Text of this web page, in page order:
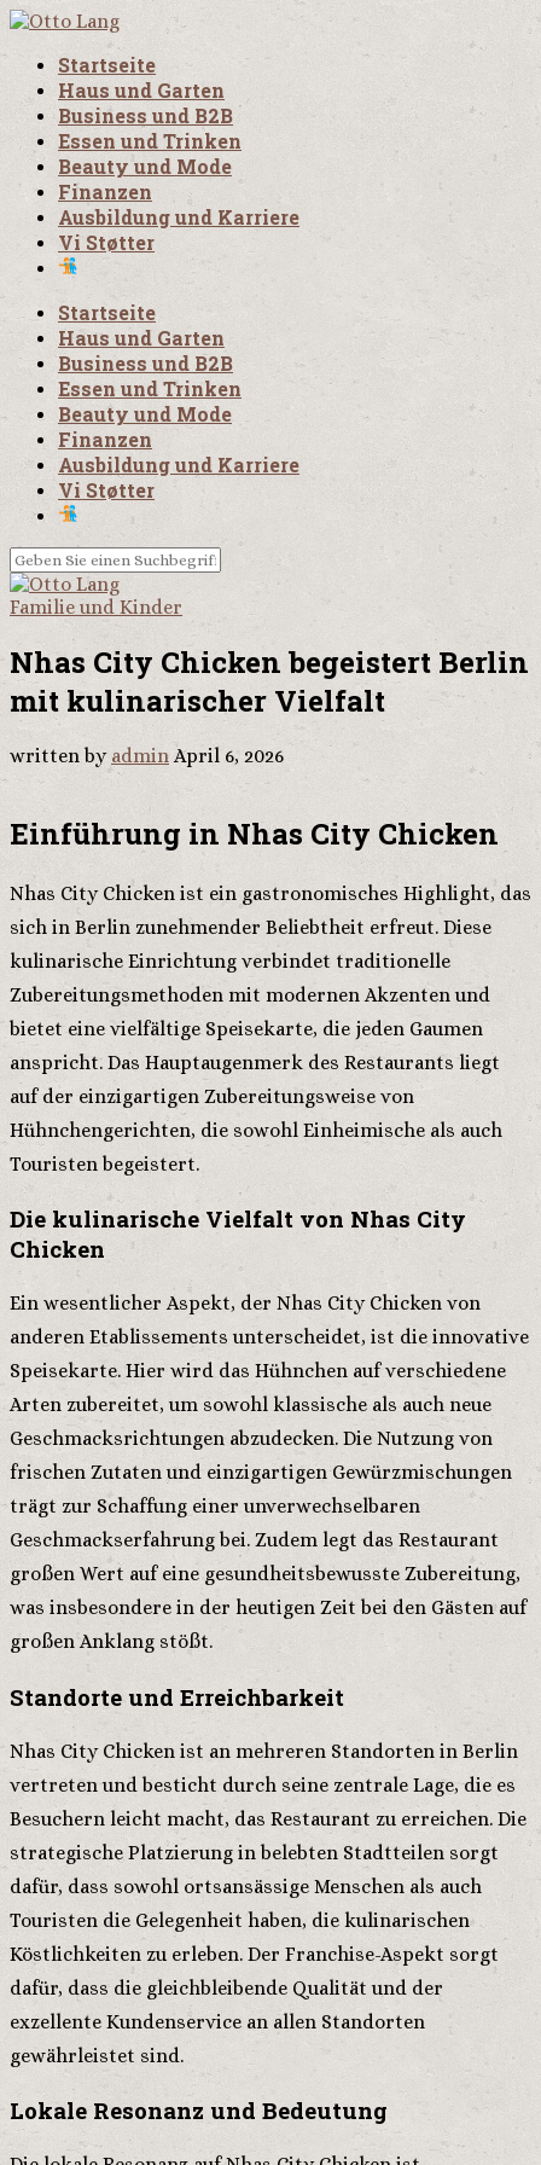
Startseite
Haus und Garten
Business und B2B
Essen und Trinken
Beauty und Mode
Finanzen
Ausbildung und Karriere
Vi Støtter
Startseite
Haus und Garten
Business und B2B
Essen und Trinken
Beauty und Mode
Finanzen
Ausbildung und Karriere
Vi Støtter
Familie und Kinder
Nhas City Chicken begeistert Berlin
mit kulinarischer Vielfalt
written by admin April 6, 2026
Einführung in Nhas City Chicken
Nhas City Chicken ist ein gastronomisches Highlight, das
sich in Berlin zunehmender Beliebtheit erfreut. Diese
kulinarische Einrichtung verbindet traditionelle
Zubereitungsmethoden mit modernen Akzenten und
bietet eine vielfältige Speisekarte, die jeden Gaumen
anspricht. Das Hauptaugenmerk des Restaurants liegt
auf der einzigartigen Zubereitungsweise von
Hühnchengerichten, die sowohl Einheimische als auch
Touristen begeistert.
Die kulinarische Vielfalt von Nhas City
Chicken
Ein wesentlicher Aspekt, der Nhas City Chicken von
anderen Etablissements unterscheidet, ist die innovative
Speisekarte. Hier wird das Hühnchen auf verschiedene
Arten zubereitet, um sowohl klassische als auch neue
Geschmacksrichtungen abzudecken. Die Nutzung von
frischen Zutaten und einzigartigen Gewürzmischungen
trägt zur Schaffung einer unverwechselbaren
Geschmackserfahrung bei. Zudem legt das Restaurant
großen Wert auf eine gesundheitsbewusste Zubereitung,
was insbesondere in der heutigen Zeit bei den Gästen auf
großen Anklang stößt.
Standorte und Erreichbarkeit
Nhas City Chicken ist an mehreren Standorten in Berlin
vertreten und besticht durch seine zentrale Lage, die es
Besuchern leicht macht, das Restaurant zu erreichen. Die
strategische Platzierung in belebten Stadtteilen sorgt
dafür, dass sowohl ortsansässige Menschen als auch
Touristen die Gelegenheit haben, die kulinarischen
Köstlichkeiten zu erleben. Der Franchise-Aspekt sorgt
dafür, dass die gleichbleibende Qualität und der
exzellente Kundenservice an allen Standorten
gewährleistet sind.
Lokale Resonanz und Bedeutung